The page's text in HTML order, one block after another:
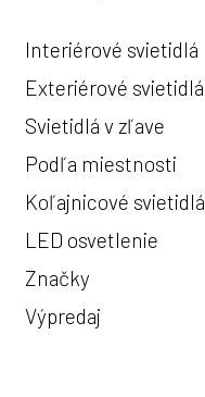
Interiérové svietidlá
Exteriérové svietidlá
Svietidlá v zľave
Podľa miestnosti
Koľajnicové svietidlá
LED osvetlenie
Značky
Výpredaj